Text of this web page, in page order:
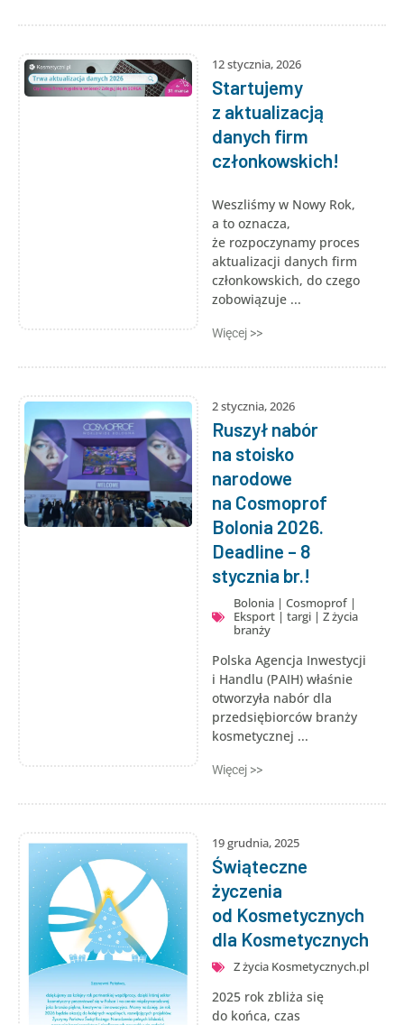
12 stycznia, 2026
Startujemy
z aktualizacją
danych firm
członkowskich!
Weszliśmy w Nowy Rok,
a to oznacza,
że rozpoczynamy proces
aktualizacji danych firm
członkowskich, do czego
zobowiązuje ...
Więcej >>
2 stycznia, 2026
Ruszył nabór
na stoisko
narodowe
na Cosmoprof
Bolonia 2026.
Deadline – 8
stycznia br.!
Bolonia| Cosmoprof|
Eksport| targi| Z życia
branży
Polska Agencja Inwestycji
i Handlu (PAIH) właśnie
otworzyła nabór dla
przedsiębiorców branży
kosmetycznej ...
Więcej >>
19 grudnia, 2025
Świąteczne
życzenia
od Kosmetycznych
dla Kosmetycznych
Z życia Kosmetycznych.pl
2025 rok zbliża się
do końca, czas